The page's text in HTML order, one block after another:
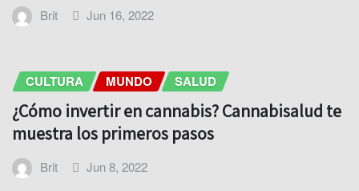
Brit Jun 16, 2022
CULTURA MUNDO SALUD
¿Cómo invertir en cannabis? Cannabisalud te
muestra los primeros pasos
Brit Jun 8, 2022